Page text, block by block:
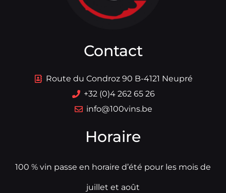
Contact
Route du Condroz 90 B-4121 Neupré
+32 (0)4 262 65 26
info@100vins.be
Horaire
100 % vin passe en horaire d’été pour les mois de
juillet et août